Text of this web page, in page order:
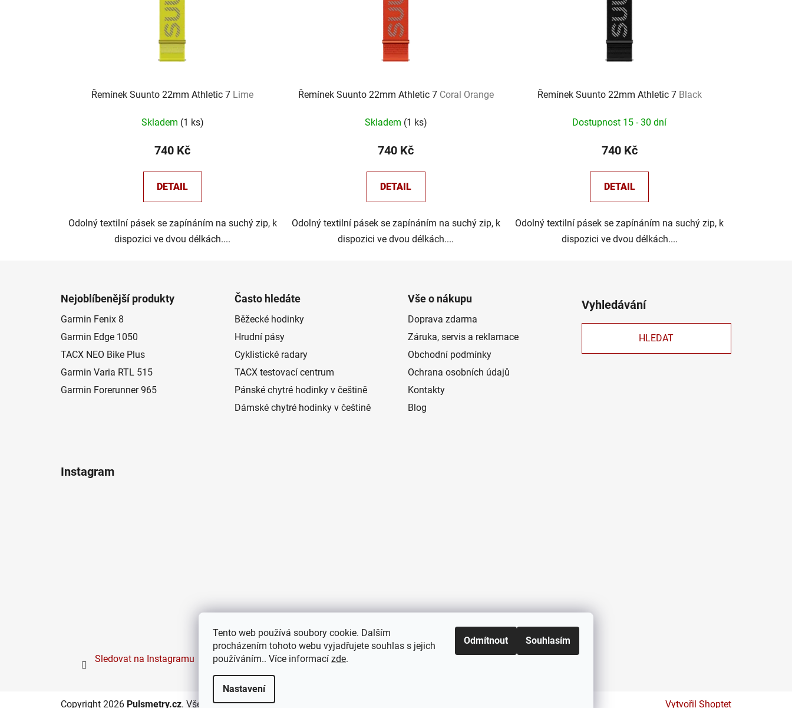
Tento web používá soubory cookie. Dalším
procházením tohoto webu vyjadřujete souhlas s jejich
používáním.. Více informací zde.
Nastavení
Odmítnout Souhlasím
Řemínek Suunto 22mm Athletic 7 Lime
Skladem (1 ks)
740 Kč
DETAIL
Odolný textilní pásek se zapínáním na suchý zip, k
dispozici ve dvou délkách....
Řemínek Suunto 22mm Athletic 7 Coral Orange
Skladem (1 ks)
740 Kč
DETAIL
Odolný textilní pásek se zapínáním na suchý zip, k
dispozici ve dvou délkách....
Řemínek Suunto 22mm Athletic 7 Black
Dostupnost 15 - 30 dní
740 Kč
DETAIL
Odolný textilní pásek se zapínáním na suchý zip, k
dispozici ve dvou délkách....
Nejoblíbenější produkty
Garmin Fenix 8
Garmin Edge 1050
TACX NEO Bike Plus
Garmin Varia RTL 515
Garmin Forerunner 965
Často hledáte
Běžecké hodinky
Hrudní pásy
Cyklistické radary
TACX testovací centrum
Pánské chytré hodinky v češtině
Dámské chytré hodinky v češtině
Vše o nákupu
Doprava zdarma
Záruka, servis a reklamace
Obchodní podmínky
Ochrana osobních údajů
Kontakty
Blog
Vyhledávání
HLEDAT
Instagram
Sledovat na Instagramu
Vytvořil Shoptet
Copyright 2026 Pulsmetry.cz. Všechna práva vyhrazena.